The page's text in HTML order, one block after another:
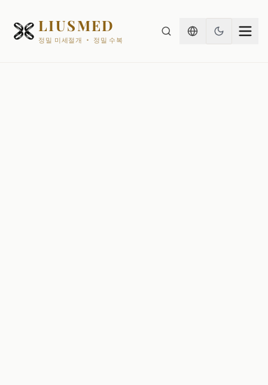
LIUSMED
정밀 미세절개 · 정밀 수복